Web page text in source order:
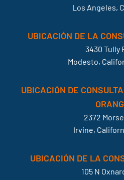
Los Angeles,
UBICACIÓN DE LA
3430 Tully
Modesto,
UBICACIÓN DE
2372
Irvine,
UBICACIÓN DE LA
105 N